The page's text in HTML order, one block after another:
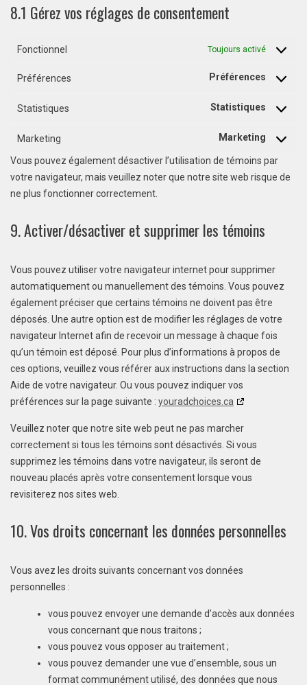
8.1 Gérez vos réglages de consentement
Fonctionnel Toujours activé
Préférences Préférences
Statistiques Statistiques
Marketing Marketing
Vous pouvez également désactiver l’utilisation de témoins par
votre navigateur, mais veuillez noter que notre site web risque de
ne plus fonctionner correctement.
9. Activer/désactiver et supprimer les témoins
Vous pouvez utiliser votre navigateur internet pour supprimer
automatiquement ou manuellement des témoins. Vous pouvez
également préciser que certains témoins ne doivent pas être
déposés. Une autre option est de modifier les réglages de votre
navigateur Internet afin de recevoir un message à chaque fois
qu’un témoin est déposé. Pour plus d’informations à propos de
ces options, veuillez vous référer aux instructions dans la section
Aide de votre navigateur. Ou vous pouvez indiquer vos
préférences sur la page suivante : youradchoices.ca
Veuillez noter que notre site web peut ne pas marcher
correctement si tous les témoins sont désactivés. Si vous
supprimez les témoins dans votre navigateur, ils seront de
nouveau placés après votre consentement lorsque vous
revisiterez nos sites web.
10. Vos droits concernant les données personnelles
Vous avez les droits suivants concernant vos données
personnelles :
vous pouvez envoyer une demande d’accès aux données
vous concernant que nous traitons ;
vous pouvez vous opposer au traitement ;
vous pouvez demander une vue d’ensemble, sous un
format communément utilisé, des données que nous